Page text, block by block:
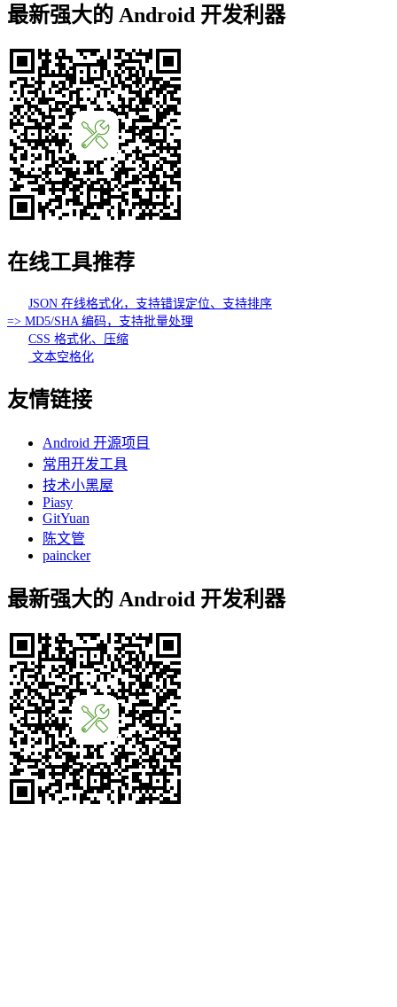
最新强大的 Android 开发利器
在线工具推荐
JSON 在线格式化，支持错误定位、支持排序
=> MD5/SHA 编码，支持批量处理
CSS 格式化、压缩
文本空格化
友情链接
Android 开源项目
常用开发工具
技术小黑屋
Piasy
GitYuan
陈文管
paincker
最新强大的 Android 开发利器